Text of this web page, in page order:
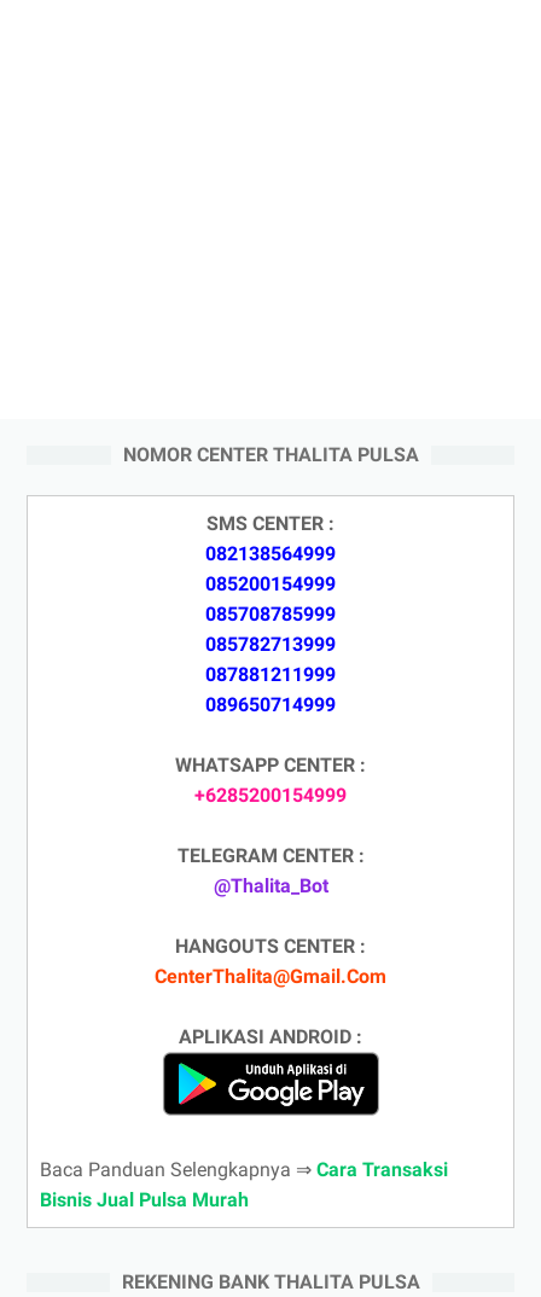
NOMOR CENTER THALITA PULSA
SMS CENTER :
082138564999
085200154999
085708785999
085782713999
087881211999
089650714999
WHATSAPP CENTER :
+6285200154999
TELEGRAM CENTER :
@Thalita_Bot
HANGOUTS CENTER :
CenterThalita@Gmail.Com
APLIKASI ANDROID :
Baca Panduan Selengkapnya ⇒ Cara Transaksi
Bisnis Jual Pulsa Murah
REKENING BANK THALITA PULSA